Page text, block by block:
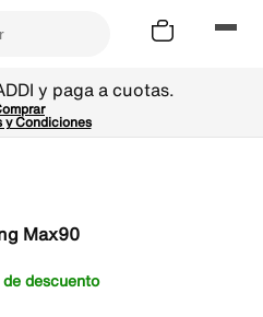
y paga a cuotas.
y Condiciones
Max90
descuento